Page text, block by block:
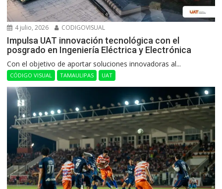
4 julio, 2026 CODIGOVISUAL
Impulsa UAT innovación tecnológica con el
posgrado en Ingeniería Eléctrica y Electrónica
Con el objetivo de aportar soluciones innovadoras al...
CÓDIGO VISUAL TAMAULIPAS UAT